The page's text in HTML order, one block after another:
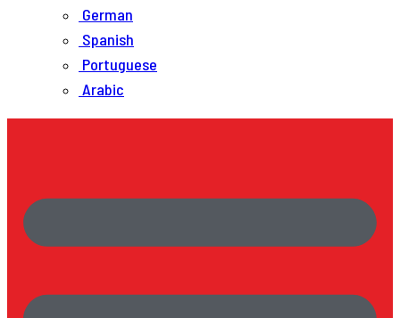
German
Spanish
Portuguese
Arabic